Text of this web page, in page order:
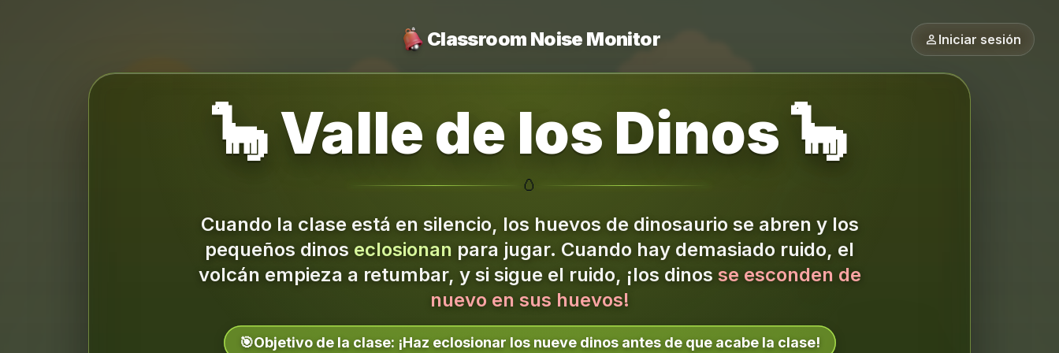
Classroom Noise Monitor person Iniciar sesión
🦕 Valle de los Dinos 🦕
🥚
Cuando la clase está en silencio, los huevos de dinosaurio se abren y los
pequeños dinos eclosionan para jugar. Cuando hay demasiado ruido, el
volcán empieza a retumbar, y si sigue el ruido, ¡los dinos se esconden de
nuevo en sus huevos!
🎯Objetivo de la clase: ¡Haz eclosionar los nueve dinos antes de que acabe la clase!